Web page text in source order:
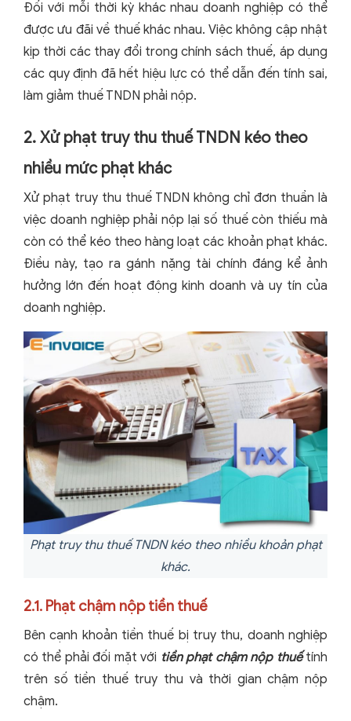
Đối với mỗi thời kỳ khác nhau doanh nghiệp có thể
được ưu đãi về thuế khác nhau. Việc không cập nhật
kịp thời các thay đổi trong chính sách thuế, áp dụng
các quy định đã hết hiệu lực có thể dẫn đến tính sai,
làm giảm thuế TNDN phải nộp.
2. Xử phạt truy thu thuế TNDN kéo theo
nhiều mức phạt khác
Xử phạt truy thu thuế TNDN không chỉ đơn thuần là
việc doanh nghiệp phải nộp lại số thuế còn thiếu mà
còn có thể kéo theo hàng loạt các khoản phạt khác.
Điều này, tạo ra gánh nặng tài chính đáng kể ảnh
hưởng lớn đến hoạt động kinh doanh và uy tín của
doanh nghiệp.
Phạt truy thu thuế TNDN kéo theo nhiều khoản phạt
khác.
2.1. Phạt chậm nộp tiền thuế
Bên cạnh khoản tiền thuế bị truy thu, doanh nghiệp
có thể phải đối mặt với tiền phạt chậm nộp thuếtính
trên số tiền thuế truy thu và thời gian chậm nộp
chậm.